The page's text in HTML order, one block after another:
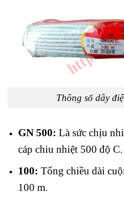
Thông số dây
GN 500: Là sức chịu
cáp chiu nhiệt 500 độ C.
100: Tổng chiều dài
100 m.